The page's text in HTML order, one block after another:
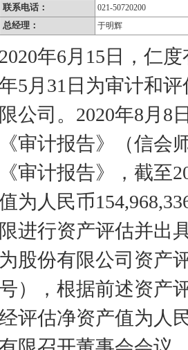
联系电话： 021-50720200
总经理： 于明辉
2020年6月15日，仁
5月31日为审计和
限公司。2020年8月8
《审计报告》（信会
《审计报告》，截至
为人民币
限进行资产评估并出
为股份有限公司资产
），根据前述资产
评估净资产值为人